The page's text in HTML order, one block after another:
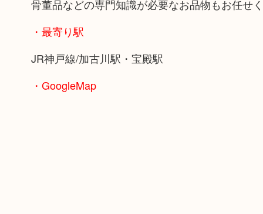
骨董品などの専門知識が必要なお品物もお任せ
・最寄り駅
JR神戸線/加古川駅・宝殿駅
・GoogleMap